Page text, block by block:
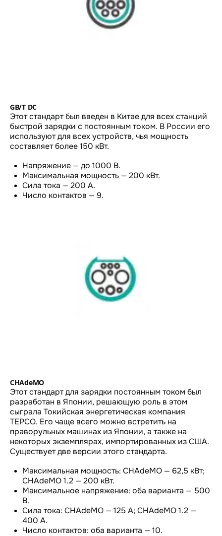
GB/T DC
Этот стандарт был введен в Китае для всех станций
быстрой зарядки с постоянным током. В России его
используют для всех устройств, чья мощность
составляет более 150 кВт.
Напряжение — до 1000 В.
Максимальная мощность — 200 кВт.
Сила тока — 200 А.
Число контактов — 9.
CHAdeMO
Этот стандарт для зарядки постоянным током был
разработан в Японии, решающую роль в этом
сыграла Токийская энергетическая компания
TEPCO. Его чаще всего можно встретить на
праворульных машинах из Японии, а также на
некоторых экземплярах, импортированных из США.
Существует две версии этого стандарта.
Максимальная мощность: CHAdeMO — 62,5 кВт;
CHAdeMO 1.2 — 200 кВт.
Максимальное напряжение: оба варианта — 500
В.
Сила тока: CHAdeMO — 125 А; CHAdeMO 1.2 —
400 А.
Число контактов: оба варианта — 10.